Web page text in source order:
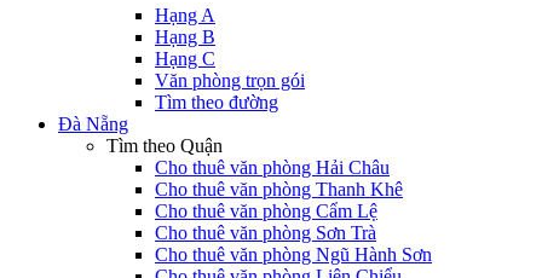
Hạng A
Hạng B
Hạng C
Văn phòng trọn gói
Tìm theo đường
Đà Nẵng
Tìm theo Quận
Cho thuê văn phòng Hải Châu
Cho thuê văn phòng Thanh Khê
Cho thuê văn phòng Cẩm Lệ
Cho thuê văn phòng Sơn Trà
Cho thuê văn phòng Ngũ Hành Sơn